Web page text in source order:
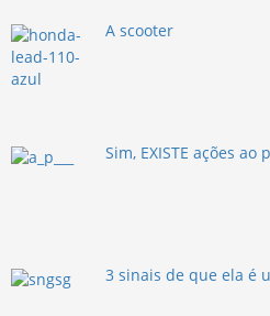
A scooter
Sim, EXISTE ações ao
3 sinais de que ela é